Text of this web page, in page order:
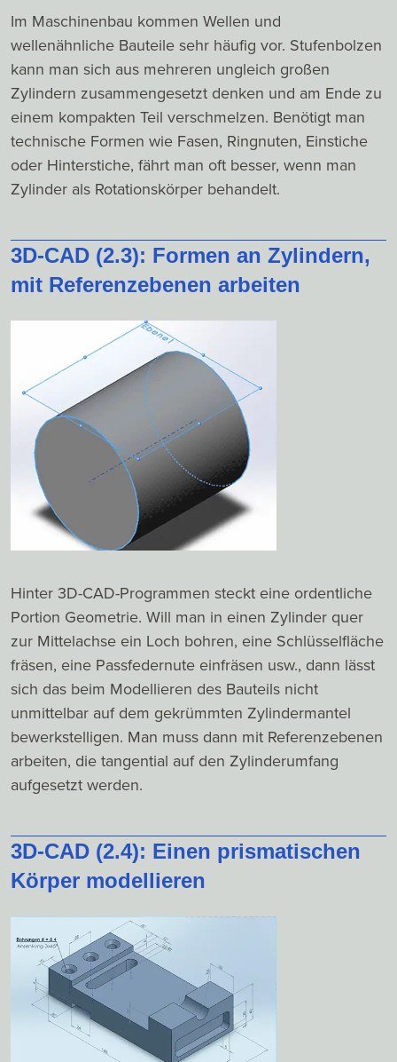
Im Maschinenbau kommen Wellen und
wellenähnliche Bauteile sehr häufig vor. Stufenbolzen
kann man sich aus mehreren ungleich großen
Zylindern zusammengesetzt denken und am Ende zu
einem kompakten Teil verschmelzen. Benötigt man
technische Formen wie Fasen, Ringnuten, Einstiche
oder Hinterstiche, fährt man oft besser, wenn man
Zylinder als Rotationskörper behandelt.
3D-CAD (2.3): Formen an Zylindern,
mit Referenzebenen arbeiten
Hinter 3D-CAD-Programmen steckt eine ordentliche
Portion Geometrie. Will man in einen Zylinder quer
zur Mittelachse ein Loch bohren, eine Schlüsselfläche
fräsen, eine Passfedernute einfräsen usw., dann lässt
sich das beim Modellieren des Bauteils nicht
unmittelbar auf dem gekrümmten Zylindermantel
bewerkstelligen. Man muss dann mit Referenzebenen
arbeiten, die tangential auf den Zylinderumfang
aufgesetzt werden.
3D-CAD (2.4): Einen prismatischen
Körper modellieren